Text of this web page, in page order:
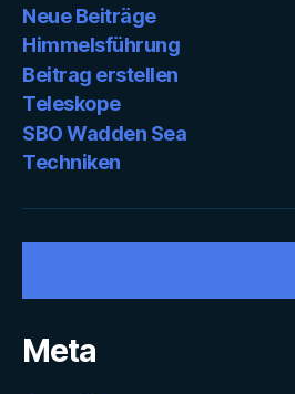
Neue Beiträge
Himmelsführung
Beitrag erstellen
Teleskope
SBO Wadden Sea
Techniken
Meta